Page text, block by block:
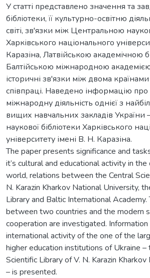
У статті представлено значення та
бібліотеки, її культурно-освітню
світі, зв'язки між Центральною
Харківського національного
Каразіна, Латвійською академічною
Балтійською міжнародною
історичні зв'язки між двома
співпраці. Наведено інформацію про
міжнародну діяльність однієї з
вищих навчальних закладів України
наукової бібліотеки Харківського
університету імені В. Н. Каразіна.
The paper presents significance and
it’s cultural and educational activity in
world, relations between the Central
N. Karazin Kharkov National University,
Library and Baltic International
between two countries and the modern
cooperation are investigated.
international activity of the one of the
higher education institutions of Ukraine –
Scientific Library of V. N. Karazin
– is presented.